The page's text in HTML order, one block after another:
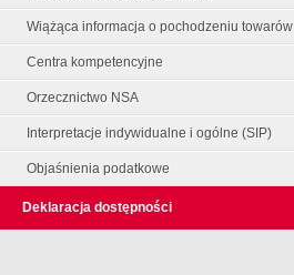
Wiążąca informacja o pochodzeniu towarów
Centra kompetencyjne
Orzecznictwo NSA
Interpretacje indywidualne i ogólne (SIP)
Objaśnienia podatkowe
Deklaracja dostępności